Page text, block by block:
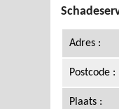
Adres :
Postcode :
Plaats :